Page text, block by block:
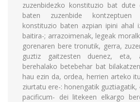
zuzenbidezko konstituzio bat
baten zuzenbide kontzeptuen
konstituzio baten azpian ipini ahal
baitira-; arrazoimenak, legeak
gorenaren bere tronutik, gerra,
guztiz gaitzesten duenez, eta,
berehalako betebehar bat
hau ezin da, ordea, herrien arteko
ziurtatu ere-: honengatik guztiagatik,
pacificum- dei litekeen elkargo